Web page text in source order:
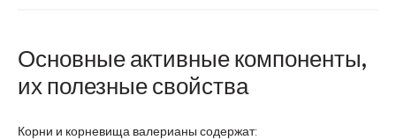
Основные активные компоненты,
их полезные свойства
Корни и корневища валерианы содержат: